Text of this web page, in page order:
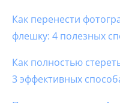
Как перенести
флешку: 4 полезных
Как полностью
3 эффективных